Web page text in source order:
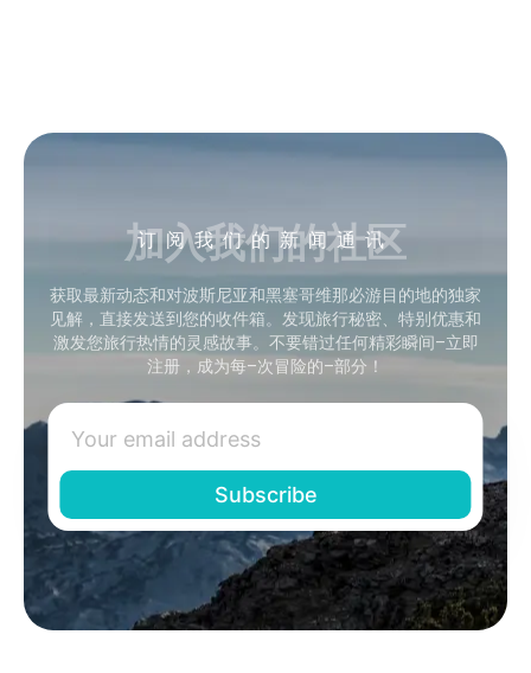
订阅我们的新闻通讯
加入我们的社区
获取最新动态和对波斯尼亚和黑塞哥维那必游目的地的独家
见解，直接发送到您的收件箱。发现旅行秘密、特别优惠和
激发您旅行热情的灵感故事。不要错过任何精彩瞬间–立即
注册，成为每–次冒险的–部分！